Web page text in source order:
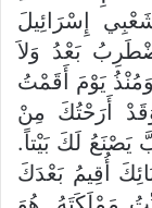
إِسْرَائِيلَ
بَعْدُ وَلاَ
وَمُنْذُ يَوْمَ أَقَمْتُ
أَرَحْتُكَ مِنْ
يَصْنَعُ لَكَ بَيْتاً.
أُقِيمُ بَعْدَكَ